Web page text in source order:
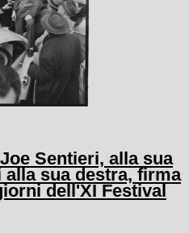
Sentieri, alla sua
sua destra, firma
dell'XI Festival